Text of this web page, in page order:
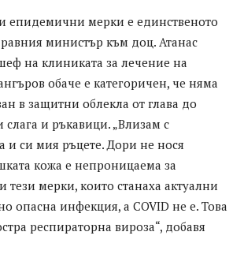
епидемични мерки е единственото
министър към доц. Атанас
на клиниката за лечение на
обаче е категоричен, че няма
в защитни облекла от глава до
и ръкавици. „Влизам с
и си мия ръцете. Дори не нося
кожа е непроницаема за
тези мерки, които станаха актуални
опасна инфекция, а COVID не е. Това
респираторна вироза“, добавя